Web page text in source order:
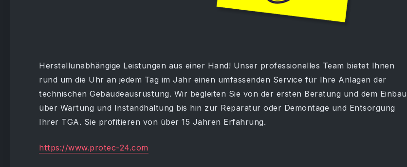
Herstellunabhängige Leistungen aus einer Hand! Unser professionelles Team bietet Ihnen
rund um die Uhr an jedem Tag im Jahr einen umfassenden Service für Ihre Anlagen der
technischen Gebäudeausrüstung. Wir begleiten Sie von der ersten Beratung und dem Einbau
über Wartung und Instandhaltung bis hin zur Reparatur oder Demontage und Entsorgung
Ihrer TGA. Sie profitieren von über 15 Jahren Erfahrung.
https://www.protec-24.com